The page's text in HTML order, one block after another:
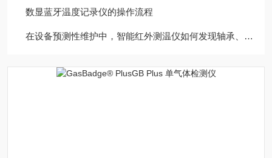
数显蓝牙温度记录仪的操作流程
在设备预测性维护中，智能红外测温仪如何发现轴承、电机异常升温？